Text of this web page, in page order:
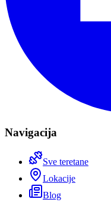
Navigacija
Sve teretane
Lokacije
Blog